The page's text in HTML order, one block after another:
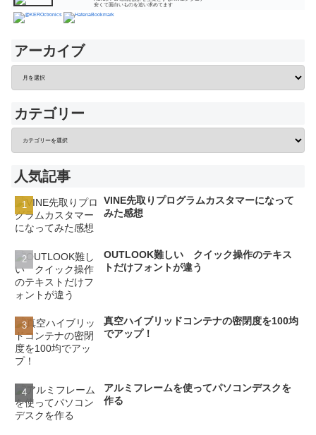
安くて面白いものを追い求めてます
アーカイブ
カテゴリー
人気記事
VINE先取りプログラムカスタマーになって
みた感想
OUTLOOK難しい クイック操作のテキス
トだけフォントが違う
真空ハイブリッドコンテナの密閉度を100均
でアップ！
アルミフレームを使ってパソコンデスクを
作る